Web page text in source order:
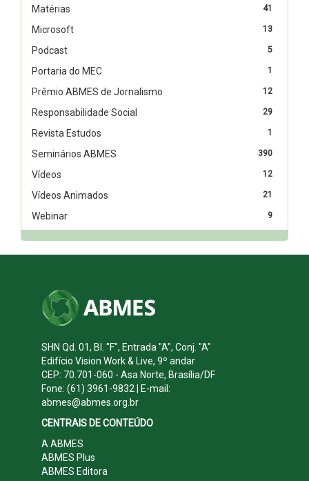
41
Matérias
13
Microsoft
5
Podcast
1
Portaria do MEC
12
Prêmio ABMES de Jornalismo
29
Responsabilidade Social
1
Revista Estudos
390
Seminários ABMES
12
Vídeos
21
Vídeos Animados
9
Webinar
SHN Qd. 01, Bl. "F", Entrada "A", Conj. "A"
Edifício Vision Work & Live, 9º andar
CEP: 70.701-060 - Asa Norte, Brasília/DF
Fone: (61) 3961-9832 | E-mail:
abmes@abmes.org.br
CENTRAIS DE CONTEÚDO
A ABMES
ABMES Plus
ABMES Editora